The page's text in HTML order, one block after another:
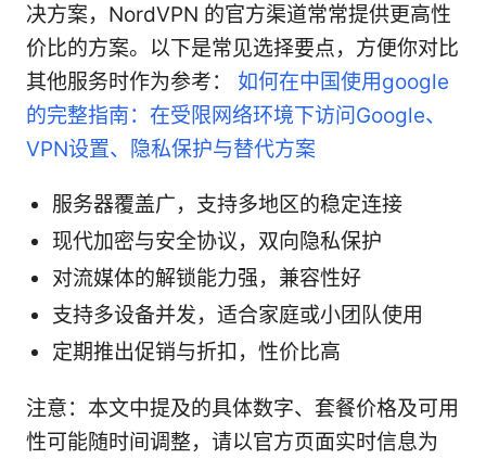
决方案，NordVPN 的官方渠道常常提供更高性
价比的方案。以下是常见选择要点，方便你对比
其他服务时作为参考： 如何在中国使用google
的完整指南：在受限网络环境下访问Google、
VPN设置、隐私保护与替代方案
服务器覆盖广，支持多地区的稳定连接
现代加密与安全协议，双向隐私保护
对流媒体的解锁能力强，兼容性好
支持多设备并发，适合家庭或小团队使用
定期推出促销与折扣，性价比高
注意：本文中提及的具体数字、套餐价格及可用
性可能随时间调整，请以官方页面实时信息为